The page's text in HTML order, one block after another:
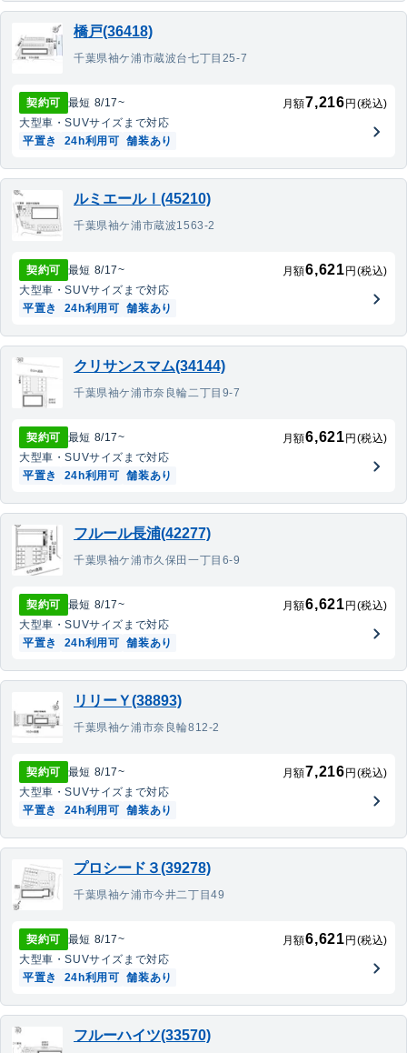
橋戸(36418)
千葉県袖ケ浦市蔵波台七丁目25-7
契約可 最短 8/17~ 月額7,216 円(税込)
大型車・SUVサイズまで対応
平置き
24h利用可 舗装あり
ルミエールⅠ(45210)
千葉県袖ケ浦市蔵波1563-2
契約可 最短 8/17~ 月額6,621 円(税込)
大型車・SUVサイズまで対応
平置き
24h利用可 舗装あり
クリサンスマム(34144)
千葉県袖ケ浦市奈良輪二丁目9-7
契約可 最短 8/17~ 月額6,621 円(税込)
大型車・SUVサイズまで対応
平置き
24h利用可 舗装あり
フルール長浦(42277)
千葉県袖ケ浦市久保田一丁目6-9
契約可 最短 8/17~ 月額6,621 円(税込)
大型車・SUVサイズまで対応
平置き
24h利用可 舗装あり
リリーＹ(38893)
千葉県袖ケ浦市奈良輪812-2
契約可 最短 8/17~ 月額7,216 円(税込)
大型車・SUVサイズまで対応
平置き
24h利用可 舗装あり
プロシード３(39278)
千葉県袖ケ浦市今井二丁目49
契約可 最短 8/17~ 月額6,621 円(税込)
大型車・SUVサイズまで対応
平置き
24h利用可 舗装あり
フルーハイツ(33570)